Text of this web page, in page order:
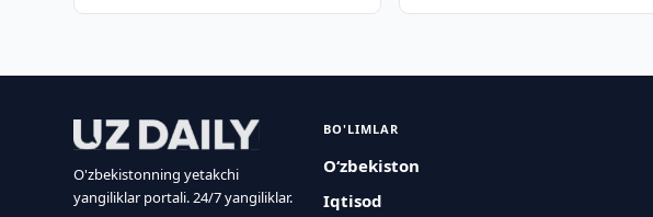
O'zbekistonning yetakchi
yangiliklar portali. 24/7 yangiliklar.
BO'LIMLAR
O‘zbekiston
Iqtisod